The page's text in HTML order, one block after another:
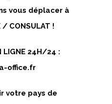
vous déplacer à
/ CONSULAT !
LIGNE 24H/24 :
office.fr
votre pays de